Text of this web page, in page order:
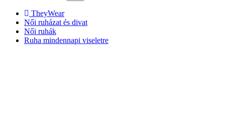
TheyWear
Női ruházat és divat
Női ruhák
Ruha mindennapi viseletre